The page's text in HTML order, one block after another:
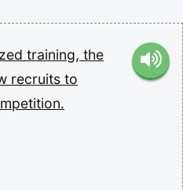
training, the
recruits to